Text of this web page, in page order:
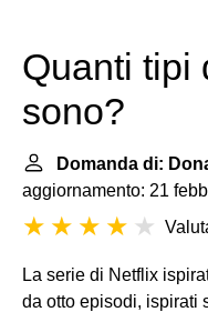
Quanti tipi
sono?
Domanda di:
aggiornamento: 21
La serie di Netflix
da otto episodi, ispirati